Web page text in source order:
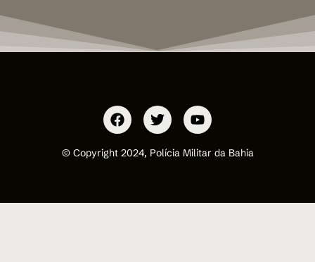
© Copyright 2024, Polícia Militar da Bahia